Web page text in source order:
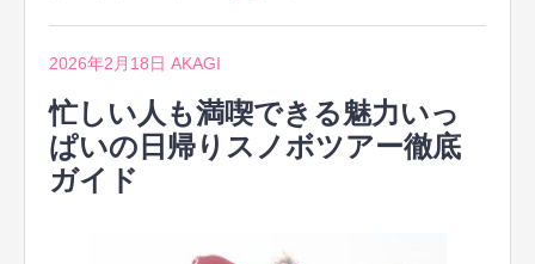
2026年2月18日 AKAGI
忙しい人も満喫できる魅力いっ
ぱいの日帰りスノボツアー徹底
ガイド